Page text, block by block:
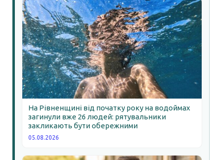
На Рівненщині від початку року на водоймах
загинули вже 26 людей: рятувальники
закликають бути обережними
05.08.2026